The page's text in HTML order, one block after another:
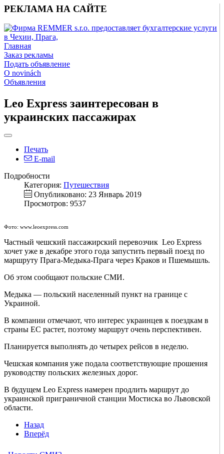
РЕКЛАМА НА САЙТЕ
Главная
Заказ рекламы
Подать объявление
O novinách
Объявления
Leo Express заинтересован в
украинских пассажирах
Печать
E-mail
Подробности
Категория: Путешествия
Опубликовано: 23 Январь 2019
Просмотров: 9537
Фото: www.leoexpress.com
Частный чешский пассажирский перевозчик Leo Express
хочет уже в декабре этого года запустить первый поезд по
маршруту Прага-Медыка-Прага через Краков и Пшемышль.
Об этом сообщают польские СМИ.
Медыка — польский населенный пункт на границе с
Украиной.
В компании отмечают, что интерес украинцев к поездкам в
страны ЕС растет, поэтому маршрут очень перспективен.
Планируется выполнять до четырех рейсов в неделю.
Чешская компания уже подала соответствующие прошения
руководству польских железных дорог.
В будущем Leo Express намерен продлить маршрут до
украинской приграничной станции Мостиска во Львовской
области.
Назад
Вперёд